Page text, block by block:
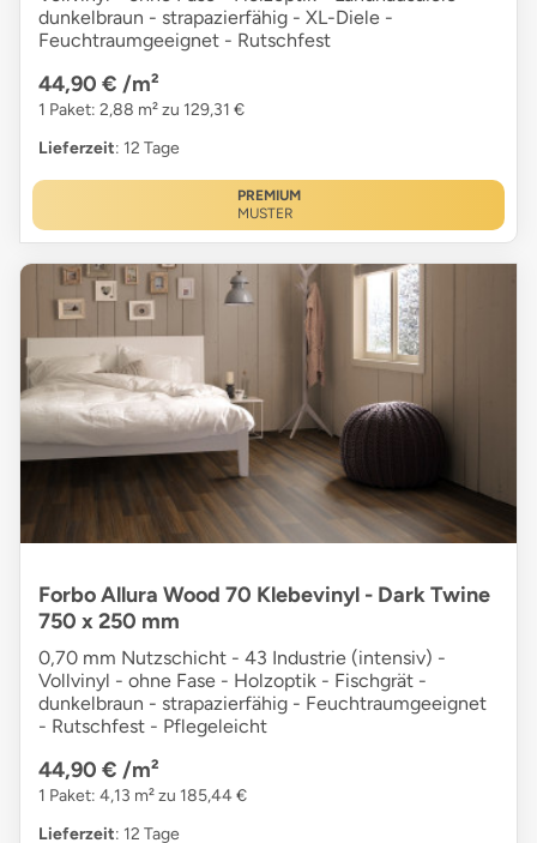
dunkelbraun - strapazierfähig - XL-Diele -
Feuchtraumgeeignet - Rutschfest
44,90 € /m²
1 Paket: 2,88 m² zu 129,31 €
Lieferzeit: 12 Tage
PREMIUM
MUSTER
Forbo Allura Wood 70 Klebevinyl - Dark Twine
750 x 250 mm
0,70 mm Nutzschicht - 43 Industrie (intensiv) -
Vollvinyl - ohne Fase - Holzoptik - Fischgrät -
dunkelbraun - strapazierfähig - Feuchtraumgeeignet
- Rutschfest - Pflegeleicht
44,90 € /m²
1 Paket: 4,13 m² zu 185,44 €
Lieferzeit: 12 Tage